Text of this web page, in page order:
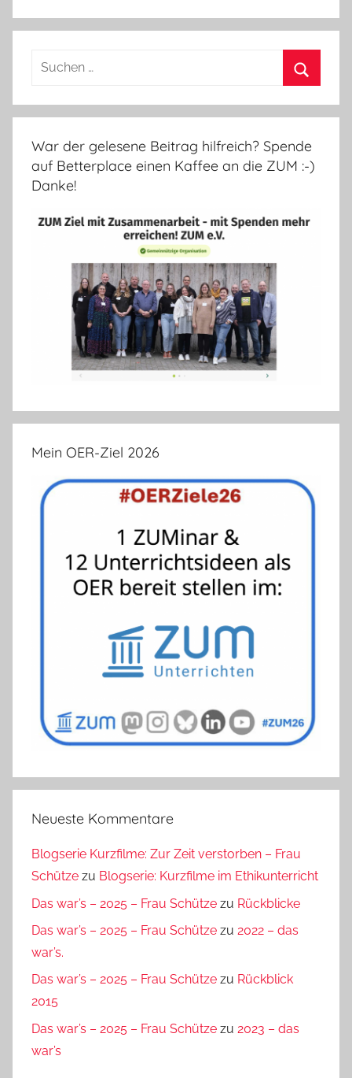
Suchen
War der gelesene Beitrag hilfreich? Spende
auf Betterplace einen Kaffee an die ZUM :-)
Danke!
Mein OER-Ziel 2026
Neueste Kommentare
Blogserie Kurzfilme: Zur Zeit verstorben – Frau
Schütze zu Blogserie: Kurzfilme im Ethikunterricht
Das war’s – 2025 – Frau Schütze zu Rückblicke
Das war’s – 2025 – Frau Schütze zu 2022 – das
war’s.
Das war’s – 2025 – Frau Schütze zu Rückblick
2015
Das war’s – 2025 – Frau Schütze zu 2023 – das
war’s